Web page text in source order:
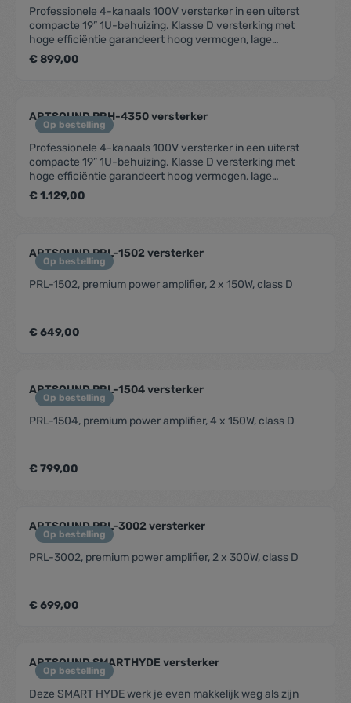
WAfmetingen : 132 x 484 x 353 mm (h x b x
d)Gewicht/stuk : 30,9 kg
Professionele 4-kanaals 100V versterker in een uiterst
compacte 19” 1U-behuizing. Klasse D versterking met
hoge efficiëntie garandeert hoog vermogen, lage
vervorming gekoppeld aan een zeer lage
warmteontwikkeling. SpecificatiesUitgangsvermogen 100
connectorLed-niveauverklikker : JaBeveiliging :
Overspanning en kortsluitingKoeling :
(h x b x d) - 19"/1U
€ 899,00
Op bestelling
ARTSOUND PRH-4350 versterker
Professionele 4-kanaals 100V versterker in een uiterst
compacte 19” 1U-behuizing. Klasse D versterking met
hoge efficiëntie garandeert hoog vermogen, lage
vervorming gekoppeld aan een zeer lage
warmteontwikkeling. Uitgangsvermogen 100 V : 4 x 350
connectorLed-niveauverklikker : JaBeveiliging :
Overspanning en kortsluitingKoeling : Ventilator/
484 x 420 (h x b x d) - 19"/1U
€ 1.129,00
Op bestelling
ARTSOUND PRL-1502 versterker
PRL-1502, premium power amplifier, 2 x 150W, class D
€ 649,00
Op bestelling
ARTSOUND PRL-1504 versterker
PRL-1504, premium power amplifier, 4 x 150W, class D
€ 799,00
Op bestelling
ARTSOUND PRL-3002 versterker
PRL-3002, premium power amplifier, 2 x 300W, class D
€ 699,00
Op bestelling
ARTSOUND SMARTHYDE versterker
Deze SMART HYDE werk je even makkelijk weg als zijn